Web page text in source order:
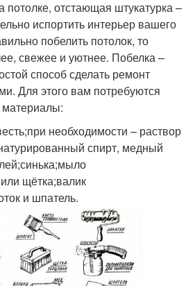
потолке, отстающая штукатурка –
испортить интерьер вашего
побелить потолок, то
свежее и уютнее. Побелка –
способ сделать ремонт
Для этого вам потребуются
материалы:
необходимости – раствор
спирт, медный
щётка;валик
и шпатель.